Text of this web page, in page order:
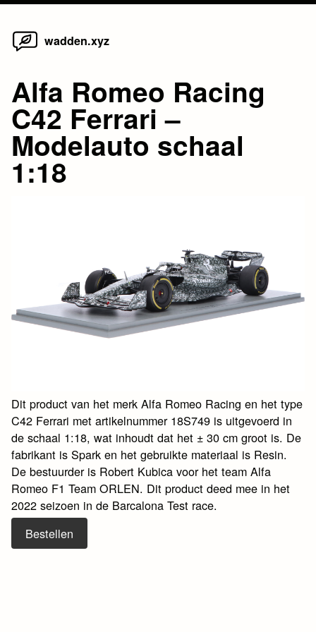
Skip
wadden.xyz
Alfa Romeo Racing
C42 Ferrari –
Modelauto schaal
1:18
Dit product van het merk Alfa Romeo Racing en het type
C42 Ferrari met artikelnummer 18S749 is uitgevoerd in
de schaal 1:18, wat inhoudt dat het ± 30 cm groot is. De
fabrikant is Spark en het gebruikte materiaal is Resin.
De bestuurder is Robert Kubica voor het team Alfa
Romeo F1 Team ORLEN. Dit product deed mee in het
2022 seizoen in de Barcalona Test race.
Bestellen